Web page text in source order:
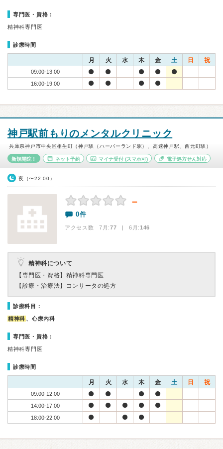
専門医・資格：
精神科専門医
診療時間
月 火 水 木 金 土 日 祝
09:00-13:00
16:00-19:00
神戸駅前もりのメンタルクリニック
兵庫県神戸市中央区相生町（神戸駅（ハーバーランド駅）、高速神戸駅、西元町駅）
新規開院！ ネット予約 マイナ受付 (スマホ可) 電子処方せん対応
夜（〜22:00）
－
0件
アクセス数 7月:77 | 6月:146
精神科について
【専門医・資格】 精神科専門医
【診療・治療法】 コンサータの処方
診療科目：
精神科 、心療内科
専門医・資格：
精神科専門医
診療時間
月 火 水 木 金 土 日 祝
09:00-12:00
14:00-17:00
18:00-22:00